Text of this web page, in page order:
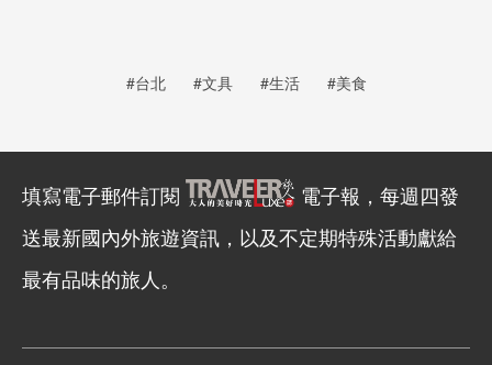
#台北 #文具 #生活 #美食
填寫電子郵件訂閱
電子報，每週四發
送最新國內外旅遊資訊，以及不定期特殊活動獻給
最有品味的旅人。